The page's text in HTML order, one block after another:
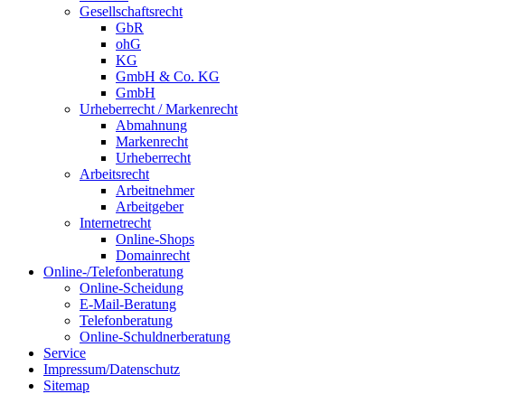
Gesellschaftsrecht
GbR
ohG
KG
GmbH & Co. KG
GmbH
Urheberrecht / Markenrecht
Abmahnung
Markenrecht
Urheberrecht
Arbeitsrecht
Arbeitnehmer
Arbeitgeber
Internetrecht
Online-Shops
Domainrecht
Online-/Telefonberatung
Online-Scheidung
E-Mail-Beratung
Telefonberatung
Online-Schuldnerberatung
Service
Impressum/Datenschutz
Sitemap